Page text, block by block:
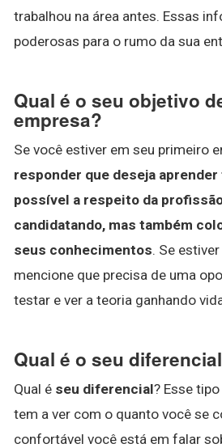
trabalhou na área antes. Essas
poderosas para o rumo da sua
Qual é o seu objetivo
empresa?
Se você estiver em seu primeiro
responder que deseja
possível a respeito da
candidatando, mas também
seus conhecimentos. Se
mencione que precisa de uma
testar e ver a teoria ganhando
Qual é o seu
Qual é seu diferencial? Esse
tem a ver com o quanto você se
confortável você está em falar